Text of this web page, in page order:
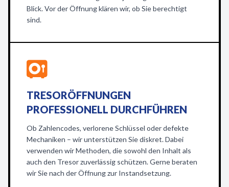
Blick. Vor der Öffnung klären wir, ob Sie berechtigt
sind.
TRESORÖFFNUNGEN
PROFESSIONELL DURCHFÜHREN
Ob Zahlencodes, verlorene Schlüssel oder defekte
Mechaniken – wir unterstützen Sie diskret. Dabei
verwenden wir Methoden, die sowohl den Inhalt als
auch den Tresor zuverlässig schützen. Gerne beraten
wir Sie nach der Öffnung zur Instandsetzung.